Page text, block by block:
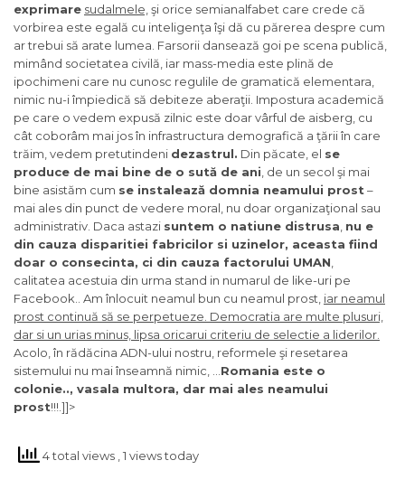
exprimare sudalmele, şi orice semianalfabet care crede că
vorbirea este egală cu inteligenţa îşi dă cu părerea despre cum
ar trebui să arate lumea. Farsorii dansează goi pe scena publică,
mimând societatea civilă, iar mass-media este plină de
ipochimeni care nu cunosc regulile de gramatică elementara,
nimic nu-i împiedică să debiteze aberaţii. Impostura academică
pe care o vedem expusă zilnic este doar vârful de aisberg, cu
cât coborâm mai jos în infrastructura demografică a ţării în care
trăim, vedem pretutindeni dezastrul. Din păcate, el se
produce de mai bine de o sută de ani , de un secol şi mai
bine asistăm cum se instalează domnia neamului prost –
mai ales din punct de vedere moral, nu doar organizaţional sau
administrativ. Daca astazi suntem o natiune distrusa nu e
din cauza disparitiei fabricilor si uzinelor, aceasta fiind
doar o consecinta, ci din cauza factorului UMAN
calitatea acestuia din urma stand in numarul de like-uri pe
Facebook.. Am înlocuit neamul bun cu neamul prost, iar neamul
prost continuă să se perpetueze. Democratia are multe plusuri,
dar si un urias minus, lipsa oricarui criteriu de selectie a liderilor.
Acolo, în rădăcina ADN-ului nostru, reformele şi resetarea
sistemului nu mai înseamnă nimic, … Romania este o
colonie.., vasala multora, dar mai ales neamului
prost!!!.]]>
4 total views , 1 views today